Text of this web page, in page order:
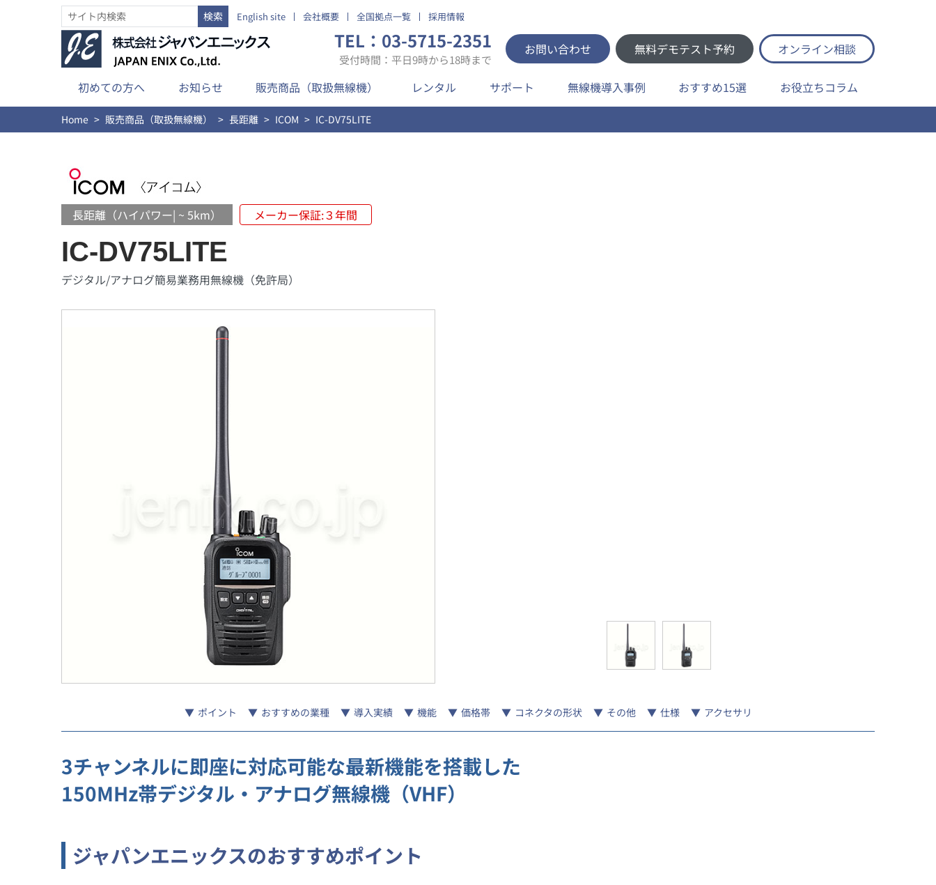
English site 会社概要 全国拠点一覧 採用情報
TEL：03-5715-2351
受付時間：平日9時から18時まで
お問い合わせ 無料デモテスト予約 オンライン相談
初めての方へ お知らせ 販売商品（取扱無線機） レンタル サポート 無線機導入事例 おすすめ15選 お役立ちコラム
Home 販売商品（取扱無線機） 長距離 ICOM IC-DV75LITE
長距離（ハイパワー| ~ 5km） メーカー保証:３年間
IC-DV75LITE
デジタル/アナログ簡易業務用無線機（免許局）
ポイント おすすめの業種 導入実績 機能 価格帯 コネクタの形状 その他 仕様 アクセサリ
3チャンネルに即座に対応可能な最新機能を搭載した
150MHz帯デジタル・アナログ無線機（VHF）
ジャパンエニックスのおすすめポイント